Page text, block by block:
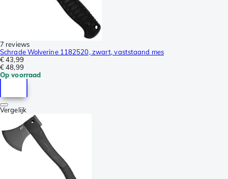
7 reviews
Schrade Wolverine 1182520, zwart, vaststaand mes
€ 43,99
€ 48,99
Op voorraad
Vergelijk